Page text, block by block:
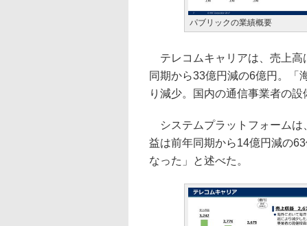
パブリックの業績概要
テレコムキャリアは、売上高
同期から33億円減の6億円。「
り減少。国内の通信事業者の
システムプラットフォームは
益は前年同期から14億円減の
なった」と述べた。